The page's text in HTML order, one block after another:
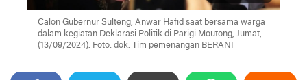
Calon Gubernur Sulteng, Anwar Hafid saat bersama warga
dalam kegiatan Deklarasi Politik di Parigi Moutong, Jumat,
(13/09/2024). Foto: dok. Tim pemenangan BERANI